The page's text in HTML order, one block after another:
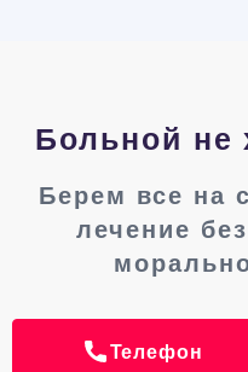
Больной не
Берем все на
лечение
Телефон